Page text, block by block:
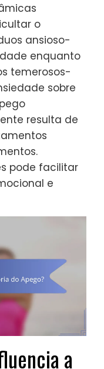
o
ansioso-
enquanto
temerosos-
sobre
resulta de
pode facilitar
e
a